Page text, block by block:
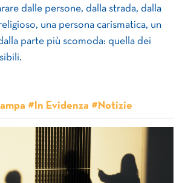
dalle persone, dalla strada, dalla
una persona carismatica, un
parte più scomoda: quella dei
#In Evidenza #Notizie